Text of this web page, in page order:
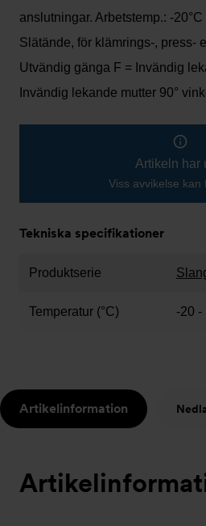
anslutningar. Arbetstemp.: -
Slätände, för klämrings-, press-
Utvändig gänga F = Invändig
Invändig lekande mutter 90°
Artikeln har
Viss avvikelse kan
Tekniska specifikationer
Produktserie
Temperatur (°C) -20 -
Artikelinformation